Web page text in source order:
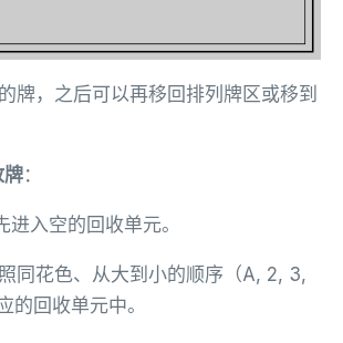
牌，之后可以再移回排列牌区或移到
牌：
入空的回收单元。
同花色、从大到小的顺序（A, 2, 3,
的回收单元中。